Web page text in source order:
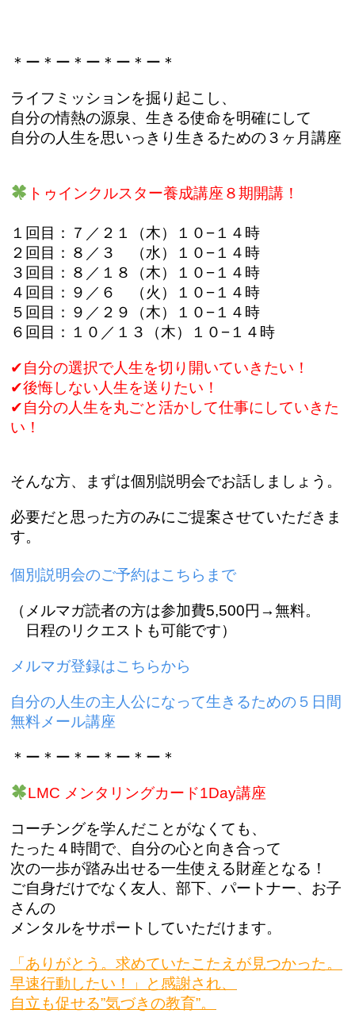
＊ー＊ー＊ー＊ー＊ー＊
ライフミッションを掘り起こし、
自分の情熱の源泉、生きる使命を明確にして
自分の人生を思いっきり生きるための３ヶ月講座
トゥインクルスター養成講座８期開講！
１回目：７／２１（木）１０−１４時
２回目：８／３ （水）１０−１４時
３回目：８／１８（木）１０−１４時
４回目：９／６ （火）１０−１４時
５回目：９／２９（木）１０−１４時
６回目：１０／１３（木）１０−１４時
✔︎自分の選択で人生を切り開いていきたい！
✔︎後悔しない人生を送りたい！
✔︎自分の人生を丸ごと活かして仕事にしていきた
い！
そんな方、まずは個別説明会でお話しましょう。
必要だと思った方のみにご提案させていただきま
す。
個別説明会のご予約はこちらまで
（メルマガ読者の方は参加費5,500円→無料。
日程のリクエストも可能です）
メルマガ登録はこちらから
自分の人生の主人公になって生きるための５日間
無料メール講座
＊ー＊ー＊ー＊ー＊ー＊
LMC メンタリングカード1Day講座
コーチングを学んだことがなくても、
たった４時間で、自分の心と向き合って
次の一歩が踏み出せる一生使える財産となる！
ご自身だけでなく友人、部下、パートナー、お子
さんの
メンタルをサポートしていただけます。
「ありがとう。求めていたこたえが見つかった。
早速行動したい！」と感謝され、
自立も促せる”気づきの教育”。